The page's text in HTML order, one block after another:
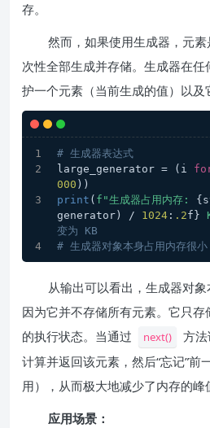
存。
然而，如果使用生成器，元
次性全部生成并存储。生成器在
护一个元素（当前生成的值）以及
# 生成器表达式
large_generator = (i
000 ))
print ( f"生成器占用内存:
generator) / 1024 : .2f}
变为 KB
# 生成器对象本身占用内存很小
从输出可以看出，生成器对
因为它并不存储所有元素。它只
的执行状态。当通过
next()
方
计算并返回该元素，然后“忘记”前
用），从而极大地减少了内存的峰
应用场景：